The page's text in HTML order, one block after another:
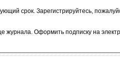
срок. Зарегистрируйтесь,
журнала. Оформить подписку на